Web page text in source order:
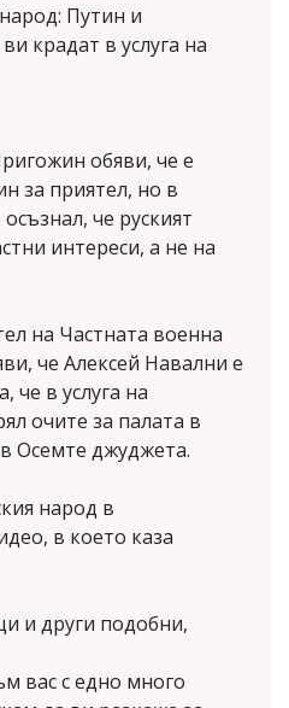
Путин и
крадат в услуга на
обяви, че е
за приятел, но в
че руският
интереси, а не на
на Частната военна
че Алексей Навални е
че в услуга на
очите за палата в
Осемте джуджета.
народ в
в което каза
и други подобни,
вас с едно много